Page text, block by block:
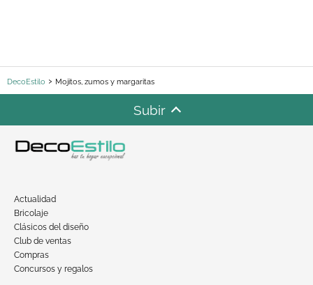
DecoEstilo Mojitos, zumos y margaritas
Subir
Actualidad
Bricolaje
Clásicos del diseño
Club de ventas
Compras
Concursos y regalos